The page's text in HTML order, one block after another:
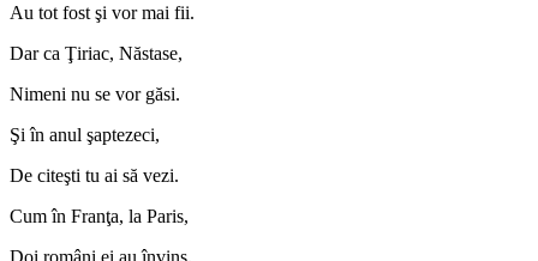
Au tot fost şi vor mai fii.
Dar ca Ţiriac, Năstase,
Nimeni nu se vor găsi.
Şi în anul şaptezeci,
De citeşti tu ai să vezi.
Cum în Franţa, la Paris,
Doi români ei au învins.